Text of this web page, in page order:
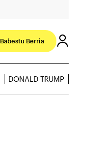
Babestu Berria
DONALD TRUMP